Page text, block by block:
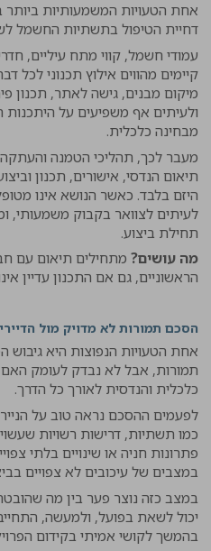
אחת הטעויות המשמעותיות ביותר
דחיית הטיפול בתשתיות החשמל
עמודי חשמל, קווי מתח עיליים,
קיימים מהווים אילוץ תכנוני לכל
מיקום מבנים, גישה לאתר, תכנון
ולעיתים אף משפיעים על היתכנות
מבחינה כלכלית.
מעבר לכך, תהליכי הטמנה
תיאום הנדסי, אישורים, תכנון
היזם בלבד. כאשר הנושא אינו
לעיתים לצוואר בקבוק משמעותי,
תחילת ביצוע.
מה עושים? מתחילים תיאום עם
הראשוניים, גם אם התכנון עדיין
הסכם תמורות לא מדויק מול
אחת הטעויות הנפוצות היא גיבוש
תמורות, אבל לא נבדק לעומק
כלכלית והנדסית לאורך כל הדרך.
לפעמים ההסכם נראה טוב על
כמו תשתיות, דרישות רשויות
פתרונות חניה או שינויים בלתי
במצבים של עיכובים לא צפויים
במצב כזה נוצר פער בין מה
יכול לשאת בפועל, ולמעשה,
בהמשך לקושי אמיתי בקידום